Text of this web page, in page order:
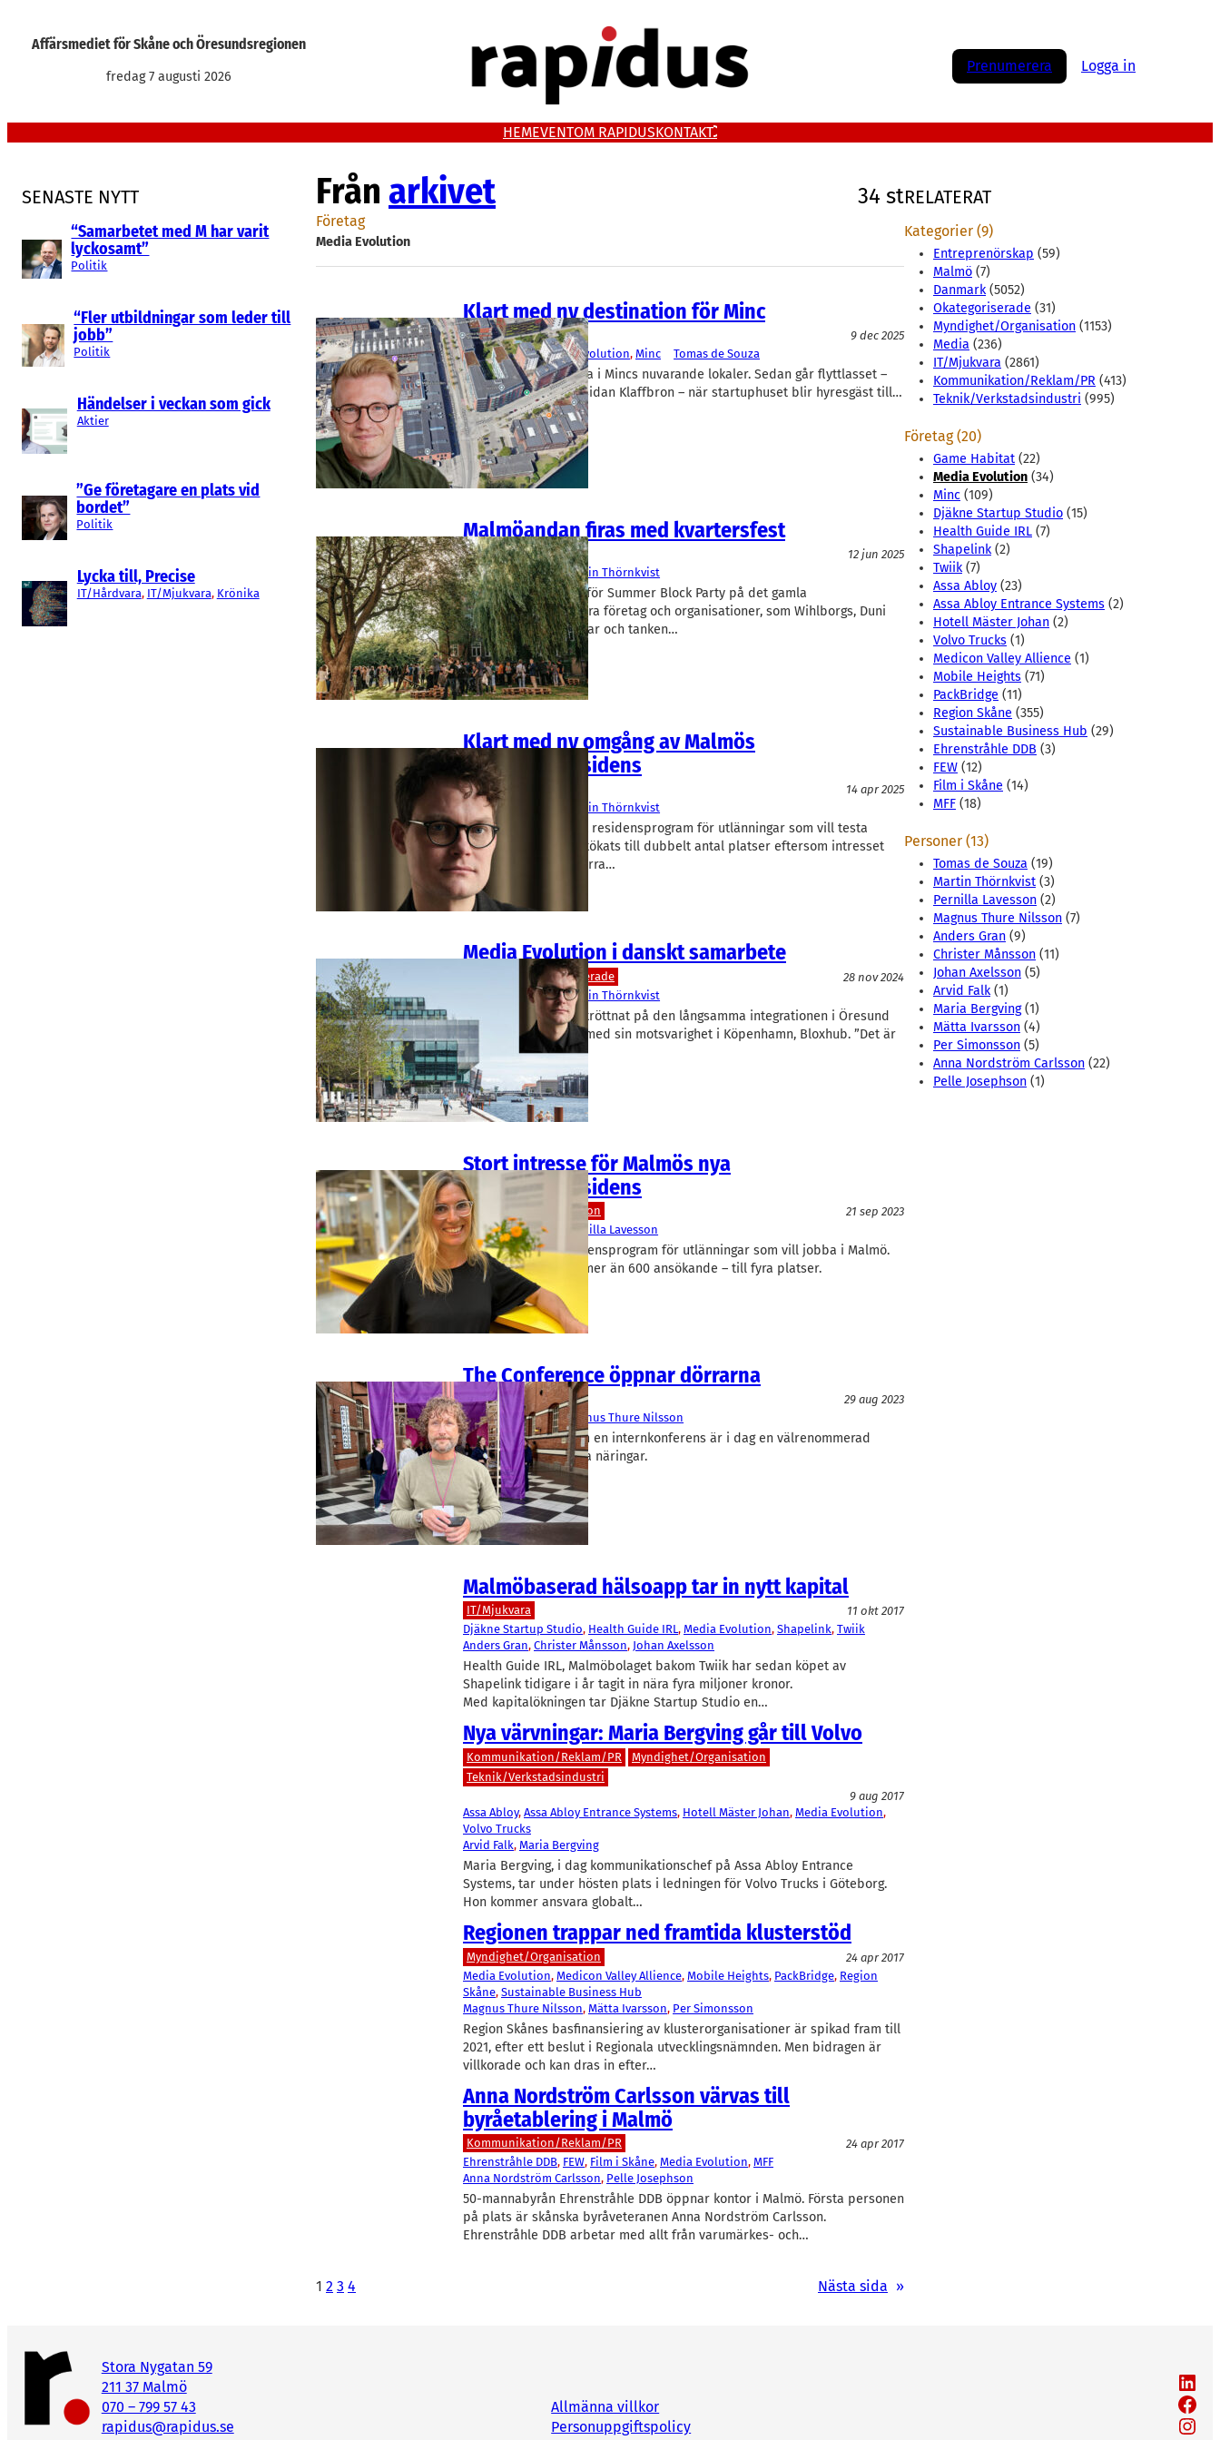
Affärsmediet för Skåne och Öresundsregionen
fredag 7 augusti 2026
Prenumerera Logga in
HEMEVENTOM RAPIDUSKONTAKT
SENASTE NYTT
“Samarbetet med M har varit
lyckosamt”
Politik
“Fler utbildningar som leder till
jobb”
Politik
Händelser i veckan som gick
Aktier
”Ge företagare en plats vid
bordet”
Politik
Lycka till, Precise
IT/Hårdvara, IT/Mjukvara, Krönika
Från arkivet 34 st
Företag
Media Evolution
Klart med ny destination för Minc
Entreprenörskap
9 dec 2025
Game Habitat, Media Evolution, Minc Tomas de Souza
Nästa år blir det sista i Mincs nuvarande lokaler. Sedan går flyttlasset –
350 meter till andra sidan Klaffbron – när startuphuset blir hyresgäst till…
Malmöandan firas med kvartersfest
Malmö
12 jun 2025
Media Evolution
Martin Thörnkvist
Imorgon är det dags för Summer Block Party på det gamla
Kockumsområdet. Flera företag och organisationer, som Wihlborgs, Duni
Group och Oatly, deltar och tanken…
Klart med ny omgång av Malmös
näringslivsresidens
Entreprenörskap
14 apr 2025
Media Evolution
Martin Thörnkvist
Malmö Residency, ett residensprogram för utlänningar som vill testa
jobba i Malmö, har utökats till dubbelt antal platser eftersom intresset
var ännu större än förra…
Media Evolution i danskt samarbete
Okategoriserade
28 nov 2024
Media Evolution
Martin Thörnkvist
Media Evolution har tröttnat på den långsamma integrationen i Öresund
och har träffat avtal med sin motsvarighet i Köpenhamn, Bloxhub. ”Det är
bara första steget”.
Stort intresse för Malmös nya
näringslivsresidens
Myndighet/Organisation
21 sep 2023
Media Evolution
Pernilla Lavesson
I höst invigs ett residensprogram för utlänningar som vill jobba i Malmö.
Första rundan hade mer än 600 ansökande – till fyra platser.
The Conference öppnar dörrarna
Media
29 aug 2023
Media Evolution
Magnus Thure Nilsson
Det som började som en internkonferens är i dag en välrenommerad
plattform för kreativa näringar.
Malmöbaserad hälsoapp tar in nytt kapital
IT/Mjukvara
11 okt 2017
Djäkne Startup Studio, Health Guide IRL , Media Evolution, Shapelink, Twiik
Anders Gran, Christer Månsson, Johan Axelsson
Health Guide IRL, Malmöbolaget bakom Twiik har sedan köpet av
Shapelink tidigare i år tagit in nära fyra miljoner kronor.
Med kapitalökningen tar Djäkne Startup Studio en…
Nya värvningar: Maria Bergving går till Volvo
Kommunikation/Reklam/PR
Myndighet/Organisation
Teknik/Verkstadsindustri
9 aug 2017
Assa Abloy, Assa Abloy Entrance Systems, Hotell Mäster Johan, Media Evolution
Volvo Trucks
Arvid Falk, Maria Bergving
Maria Bergving, i dag kommunikationschef på Assa Abloy Entrance
Systems, tar under hösten plats i ledningen för Volvo Trucks i Göteborg.
Hon kommer ansvara globalt…
Regionen trappar ned framtida klusterstöd
Myndighet/Organisation
24 apr 2017
Media Evolution, Medicon Valley Allience, Mobile Heights, PackBridge, Region
Skåne, Sustainable Business Hub
Magnus Thure Nilsson, Mätta Ivarsson, Per Simonsson
Region Skånes basfinansiering av klusterorganisationer är spikad fram till
2021, efter ett beslut i Regionala utvecklingsnämnden. Men bidragen är
villkorade och kan dras in efter…
Anna Nordström Carlsson värvas till
byråetablering i Malmö
Kommunikation/Reklam/PR
24 apr 2017
Ehrenstråhle DDB, FEW, Film i Skåne, Media Evolution, MFF
Anna Nordström Carlsson, Pelle Josephson
50-mannabyrån Ehrenstråhle DDB öppnar kontor i Malmö. Första personen
på plats är skånska byråveteranen Anna Nordström Carlsson.
Ehrenstråhle DDB arbetar med allt från varumärkes- och…
1 2 3 4 Nästa sida »
RELATERAT
Kategorier (9)
Entreprenörskap (59)
Malmö (7)
Danmark(5052)
Okategoriserade (31)
Myndighet/Organisation (1153)
Media (236)
IT/Mjukvara (2861)
Kommunikation/Reklam/PR (413)
Teknik/Verkstadsindustri (995)
Företag (20)
Game Habitat (22)
Media Evolution (34)
Minc (109)
Djäkne Startup Studio (15)
Health Guide IRL (7)
Shapelink(2)
Twiik(7)
Assa Abloy (23)
Assa Abloy Entrance Systems (2)
Hotell Mäster Johan (2)
Volvo Trucks (1)
Medicon Valley Allience (1)
Mobile Heights (71)
PackBridge (11)
Region Skåne (355)
Sustainable Business Hub (29)
Ehrenstråhle DDB (3)
FEW (12)
Film i Skåne (14)
MFF (18)
Personer (13)
Tomas de Souza (19)
Martin Thörnkvist (3)
Pernilla Lavesson (2)
Magnus Thure Nilsson (7)
Anders Gran (9)
Christer Månsson (11)
Johan Axelsson (5)
Arvid Falk(1)
Maria Bergving(1)
Mätta Ivarsson (4)
Per Simonsson (5)
Anna Nordström Carlsson (22)
Pelle Josephson (1)
Stora Nygatan 59
211 37 Malmö
070 – 799 57 43
rapidus@rapidus.se
Allmänna villkor
Personuppgiftspolicy
LinkedIn
Facebook
Instagram